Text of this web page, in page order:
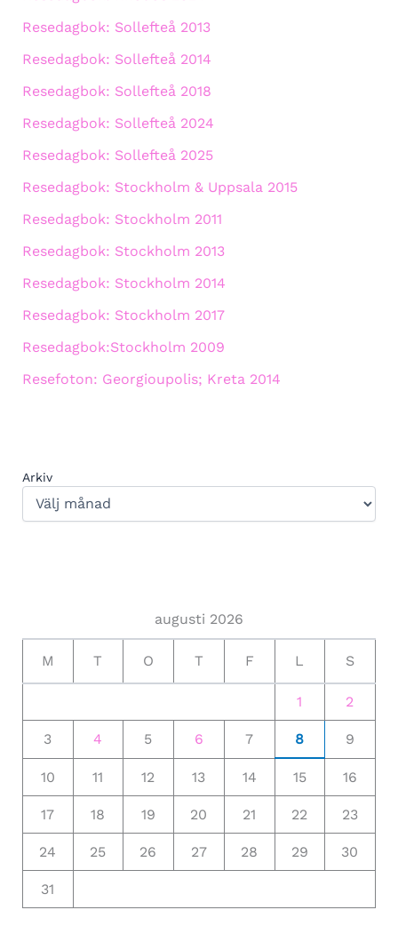
Resedagbok: Sollefteå 2013
Resedagbok: Sollefteå 2014
Resedagbok: Sollefteå 2018
Resedagbok: Sollefteå 2024
Resedagbok: Sollefteå 2025
Resedagbok: Stockholm & Uppsala 2015
Resedagbok: Stockholm 2011
Resedagbok: Stockholm 2013
Resedagbok: Stockholm 2014
Resedagbok: Stockholm 2017
Resedagbok:Stockholm 2009
Resefoton: Georgioupolis; Kreta 2014
Arkiv
augusti 2026
M T O T F L S
1 2
3 4 5 6 7 8 9
10 11 12 13 14 15 16
17 18 19 20 21 22 23
24 25 26 27 28 29 30
31